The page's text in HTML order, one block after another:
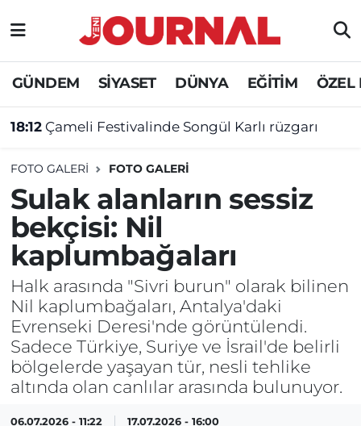
GÜNDEM SİYASET DÜNYA EĞİTİM ÖZEL
18:12 Çameli Festivalinde Songül Karlı rüzgarı
FOTO GALERI FOTO GALERİ
Sulak alanların sessiz
bekçisi: Nil
kaplumbağaları
Halk arasında "Sivri burun" olarak bilinen
Nil kaplumbağaları, Antalya'daki
Evrenseki Deresi'nde görüntülendi.
Sadece Türkiye, Suriye ve İsrail'de belirli
bölgelerde yaşayan tür, nesli tehlike
altında olan canlılar arasında bulunuyor.
06.07.2026 - 11:22 17.07.2026 - 16:00
GÜNDEM
SİYASET
DÜNYA
EĞİTİM
ÖZEL HABER
Nöbetçi Eczaneler
Hava Durumu
Süper Lig Puan Durumu ve Fikstür
Tüm Manşetler
Son Dakika Haberleri
Haber Arşivi